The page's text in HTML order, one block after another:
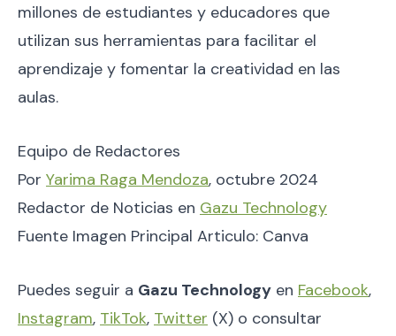
millones de estudiantes y educadores que
utilizan sus herramientas para facilitar el
aprendizaje y fomentar la creatividad en las
aulas.
Equipo de Redactores
Por Yarima Raga Mendoza, octubre 2024
Redactor de Noticias en Gazu Technology
Fuente Imagen Principal Articulo: Canva
Puedes seguir a Gazu Technology en Facebook,
Instagram, TikTok, Twitter (X) o consultar